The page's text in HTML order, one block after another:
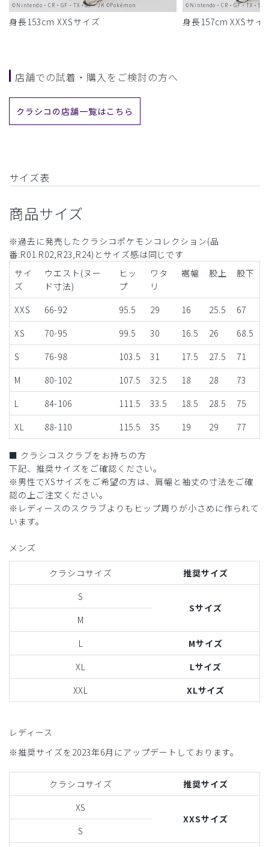
©Nintendo・CR・GF・TX・SP・JK ©Pokémon
身長153cm XXSサイズ
©Nintendo・CR・GF・TX・SP
身長157cm XXSサイ
店舗での試着・購入をご検討の方へ
クラシコの店舗一覧はこちら
サイズ表
商品サイズ
※過去に発売したクラシコポケモンコレクション(品
番:R01.R02,R23,R24)とサイズ感は同じです
サイ
ズ
ウエスト(ヌー
ド寸法)
ヒッ
プ
ワタ
リ
裾幅 股上 股下
XXS 66-92 95.5 29 16 25.5
67
XS
70-95 99.5 30 16.5 26
68.5
S
76-98 103.5 31 17.5 27.5
71
M
80-102 107.5 32.5 18 28
73
L
84-106 111.5 33.5 18.5 28.5
75
XL
88-110 115.5 35 19 29 77
■ クラシコスクラブをお持ちの方
下記、推奨サイズをご確認ください。
※男性でXSサイズをご希望の方は、肩幅と袖丈の寸法をご確
認の上ご注文ください。
※レディースのスクラブよりもヒップ周りが小さめに作られて
います。
メンズ
クラシコサイズ
推奨サイズ
S
Sサイズ
M
L
Mサイズ
XL
Lサイズ
XXL
XLサイズ
レディース
※推奨サイズを2023年6月にアップデートしております。
クラシコサイズ
推奨サイズ
XS
XXSサイズ
S